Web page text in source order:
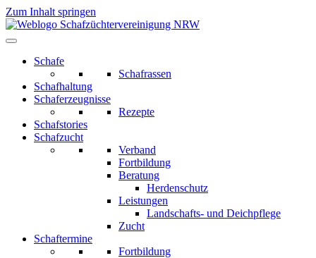
Zum Inhalt springen
Schafe
Schafrassen
Schafhaltung
Schaferzeugnisse
Rezepte
Schafstories
Schafzucht
Verband
Fortbildung
Beratung
Herdenschutz
Leistungen
Landschafts- und Deichpflege
Zucht
Schaftermine
Fortbildung